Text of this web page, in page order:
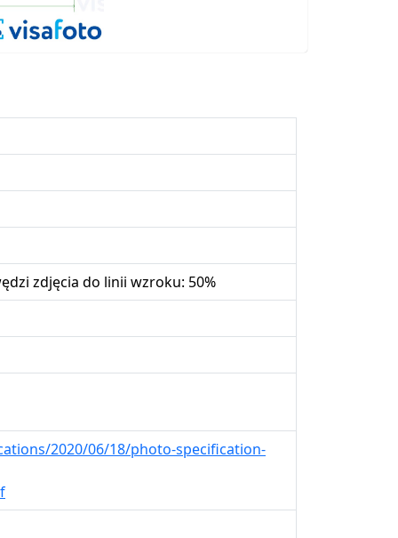
zdjęcia do linii wzroku: 50%
2020/06/18/photo-specification-